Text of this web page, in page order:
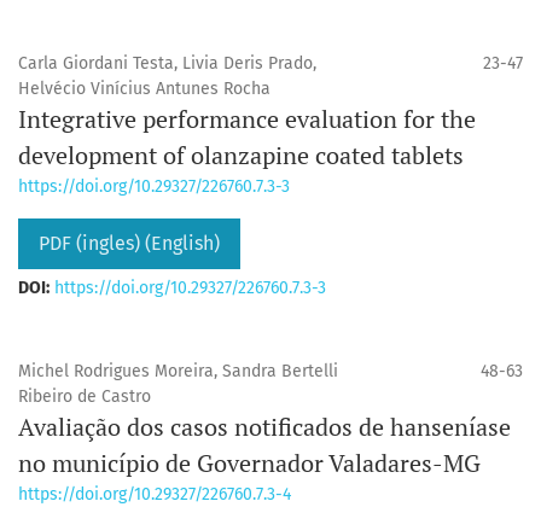
Carla Giordani Testa, Livia Deris Prado,
Helvécio Vinícius Antunes Rocha
23-47
Integrative performance evaluation for the
development of olanzapine coated tablets
https://doi.org/10.29327/226760.7.3-3
PDF (ingles) (English)
DOI: https://doi.org/10.29327/226760.7.3-3
Michel Rodrigues Moreira, Sandra Bertelli
Ribeiro de Castro
48-63
Avaliação dos casos notificados de hanseníase
no município de Governador Valadares-MG
https://doi.org/10.29327/226760.7.3-4